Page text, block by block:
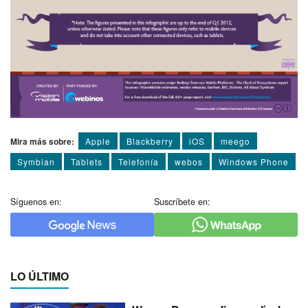
Mira más sobre: Apple Blackberry iOS
meego
Symbian
Tablets Telefoní­a webos Windows Phone
Síguenos en: Suscríbete en:
LO ÚLTIMO